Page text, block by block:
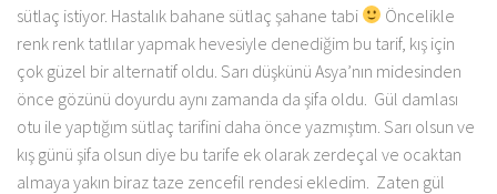
sütlaç istiyor. Hastalık bahane sütlaç şahane tabi
Öncelikle
renk renk tatlılar yapmak hevesiyle denediğim bu tarif, kış için
çok güzel bir alternatif oldu. Sarı düşkünü Asya’nın midesinden
önce gözünü doyurdu aynı zamanda da şifa oldu. Gül damlası
otu ile yaptığım sütlaç tarifini daha önce yazmıştım. Sarı olsun ve
kış günü şifa olsun diye bu tarife ek olarak zerdeçal ve ocaktan
almaya yakın biraz taze zencefil rendesi ekledim. Zaten gül